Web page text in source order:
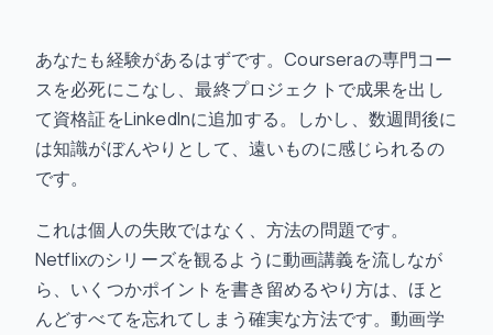
あなたも経験があるはずです。Courseraの専門コー
スを必死にこなし、最終プロジェクトで成果を出し
て資格証をLinkedInに追加する。しかし、数週間後に
は知識がぼんやりとして、遠いものに感じられるの
です。
これは個人の失敗ではなく、方法の問題です。
Netflixのシリーズを観るように動画講義を流しなが
ら、いくつかポイントを書き留めるやり方は、ほと
んどすべてを忘れてしまう確実な方法です。動画学